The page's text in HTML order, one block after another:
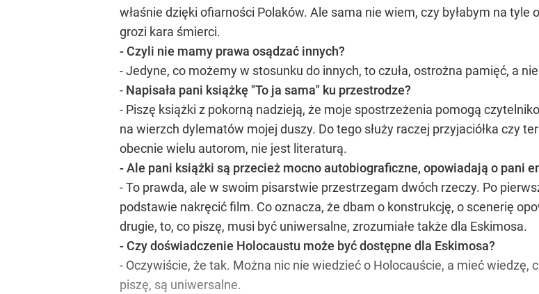
właśnie dzięki ofiarności Polaków. Ale sama nie wiem, czy byłabym na
grozi kara śmierci.
- Czyli nie mamy prawa osądzać innych?
- Jedyne, co możemy w stosunku do innych, to czuła, ostrożna pamięć, a
- Napisała pani książkę "To ja sama" ku przestrodze?
- Piszę książki z pokorną nadzieją, że moje spostrzeżenia pomogą
na wierzch dylematów mojej duszy. Do tego służy raczej przyjaciółka czy
obecnie wielu autorom, nie jest literaturą.
- Ale pani książki są przecież mocno autobiograficzne, opowiadają o pani
- To prawda, ale w swoim pisarstwie przestrzegam dwóch rzeczy. Po
podstawie nakręcić film. Co oznacza, że dbam o konstrukcję, o scenerię
drugie, to, co piszę, musi być uniwersalne, zrozumiałe także dla Eskimosa.
- Czy doświadczenie Holocaustu może być dostępne dla Eskimosa?
- Oczywiście, że tak. Można nic nie wiedzieć o Holocauście, a mieć
piszę, są uniwersalne.